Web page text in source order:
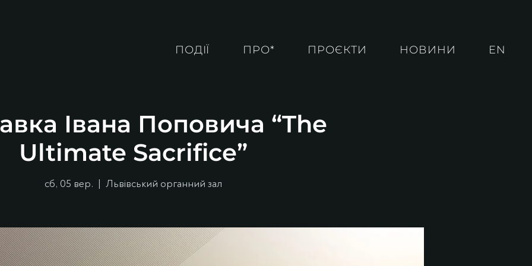
ПОДІЇ ПРО* ПРОЄКТИ НОВИНИ EN
Івана Поповича “The
Ultimate Sacrifice”
сб, 05 вер.
  |
Львівський органний зал